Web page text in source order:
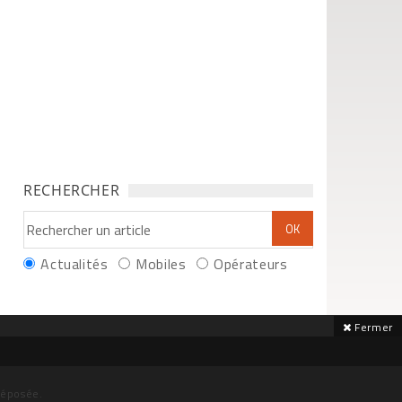
RECHERCHER
Actualités Mobiles Opérateurs
Fermer